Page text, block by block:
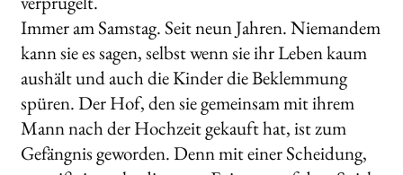
Immer am Samstag. Seit neun Jahren. Niemandem
kann sie es sagen, selbst wenn sie ihr Leben kaum
aushält und auch die Kinder die Beklemmung
spüren. Der Hof, den sie gemeinsam mit ihrem
Mann nach der Hochzeit gekauft hat, ist zum
Gefängnis ge­worden. Denn mit einer Scheidung,